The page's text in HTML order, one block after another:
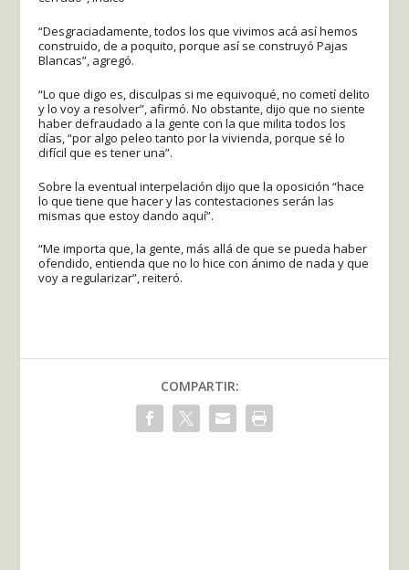
“Desgraciadamente, todos los que vivimos acá así hemos
construido, de a poquito, porque así se construyó Pajas
Blancas”, agregó.
“Lo que digo es, disculpas si me equivoqué, no cometí delito
y lo voy a resolver”, afirmó. No obstante, dijo que no siente
haber defraudado a la gente con la que milita todos los
días, “por algo peleo tanto por la vivienda, porque sé lo
difícil que es tener una”.
Sobre la eventual interpelación dijo que la oposición “hace
lo que tiene que hacer y las contestaciones serán las
mismas que estoy dando aquí”.
“Me importa que, la gente, más allá de que se pueda haber
ofendido, entienda que no lo hice con ánimo de nada y que
voy a regularizar”, reiteró.
COMPARTIR: